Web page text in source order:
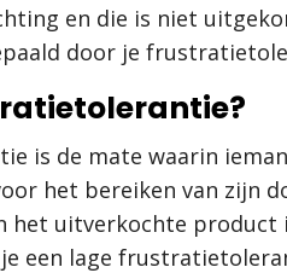
en die is niet
door je
is de mate waarin
het bereiken van zijn
het uitverkochte
een lage